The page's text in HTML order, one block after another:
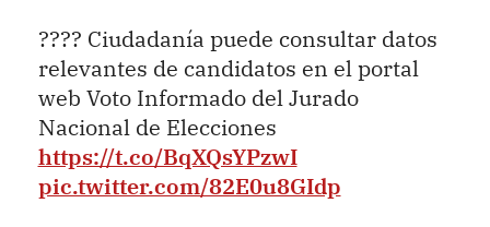
???? Ciudadanía puede consultar datos
relevantes de candidatos en el portal
web Voto Informado del Jurado
Nacional de Elecciones
https://t.co/BqXQsYPzwI
pic.twitter.com/82E0u8GIdp